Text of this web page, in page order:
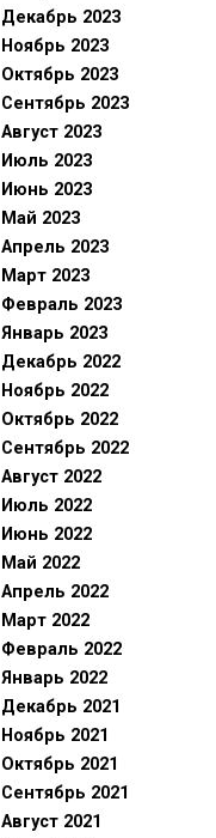
Декабрь 2023
Ноябрь 2023
Октябрь 2023
Сентябрь 2023
Август 2023
Июль 2023
Июнь 2023
Май 2023
Апрель 2023
Март 2023
Февраль 2023
Январь 2023
Декабрь 2022
Ноябрь 2022
Октябрь 2022
Сентябрь 2022
Август 2022
Июль 2022
Июнь 2022
Май 2022
Апрель 2022
Март 2022
Февраль 2022
Январь 2022
Декабрь 2021
Ноябрь 2021
Октябрь 2021
Сентябрь 2021
Август 2021